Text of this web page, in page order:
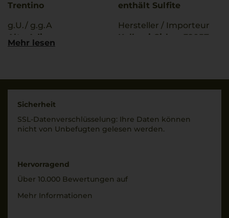
Trentino
g.U./ g.g.A
Alto Adige
Origine Controllata
Rebsorten
Trinktemperatur
enthält Sulfite
Hersteller / Importeur
Kellerei Girlan, 39057
Italien
Geschmack
Mehr lesen
Sicherheit
SSL-Daten­verschlüs­selung: Ihre Daten können
nicht von Unbe­fugten gelesen werden.
Hervorragend
Über 10.000 Bewertungen auf
Mehr Informationen